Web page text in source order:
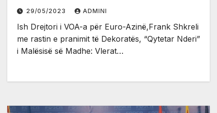
29/05/2023 ADMINI
Ish Drejtori i VOA-a për Euro-Azinë,Frank Shkreli
me rastin e pranimit të Dekoratës, “Qytetar Nderi”
i Malësisë së Madhe: Vlerat…